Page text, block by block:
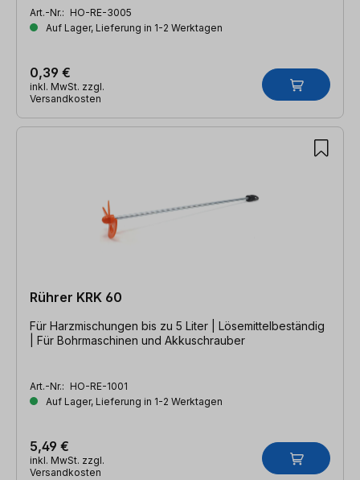
Art.-Nr.: HO-RE-3005
Auf Lager, Lieferung in 1-2 Werktagen
0,39 €
inkl. MwSt. zzgl.
Versandkosten
Rührer KRK 60
Für Harzmischungen bis zu 5 Liter | Lösemittelbeständig
| Für Bohrmaschinen und Akkuschrauber
Art.-Nr.: HO-RE-1001
Auf Lager, Lieferung in 1-2 Werktagen
5,49 €
inkl. MwSt. zzgl.
Versandkosten